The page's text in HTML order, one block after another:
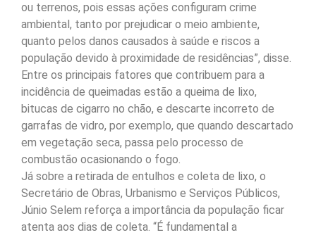
ou terrenos, pois essas ações configuram crime
ambiental, tanto por prejudicar o meio ambiente,
quanto pelos danos causados à saúde e riscos a
população devido à proximidade de residências”, disse.
Entre os principais fatores que contribuem para a
incidência de queimadas estão a queima de lixo,
bitucas de cigarro no chão, e descarte incorreto de
garrafas de vidro, por exemplo, que quando descartado
em vegetação seca, passa pelo processo de
combustão ocasionando o fogo.
Já sobre a retirada de entulhos e coleta de lixo, o
Secretário de Obras, Urbanismo e Serviços Públicos,
Júnio Selem reforça a importância da população ficar
atenta aos dias de coleta. “É fundamental a